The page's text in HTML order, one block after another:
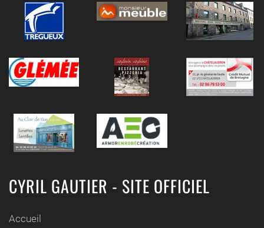
CYRIL GAUTIER - SITE OFFICIEL
Accueil